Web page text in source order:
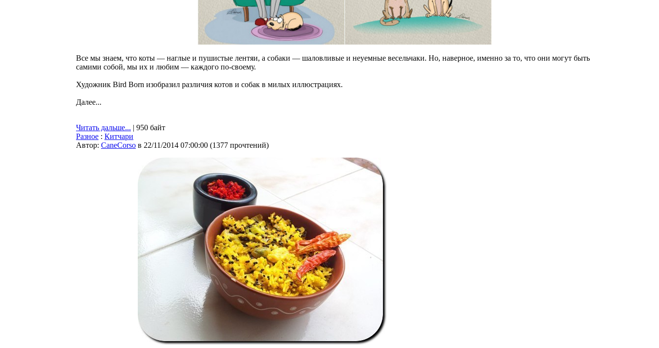
Все мы знаем, что коты — наглые и пушистые лентяи, а собаки — шаловливые и неуемные весельчаки. Но, наверное, именно за то, что они могут быть
самими собой, мы их и любим — каждого по-своему.
Художник Bird Born изобразил различия котов и собак в милых иллюстрациях.
Далее...
Читать дальше... | 950 байт
Разное : Китчари
Автор: CaneCorso в 22/11/2014 07:00:00 (1377 прочтений)